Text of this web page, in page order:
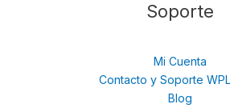
Soporte
Mi Cuenta
Contacto y Soporte
Blog